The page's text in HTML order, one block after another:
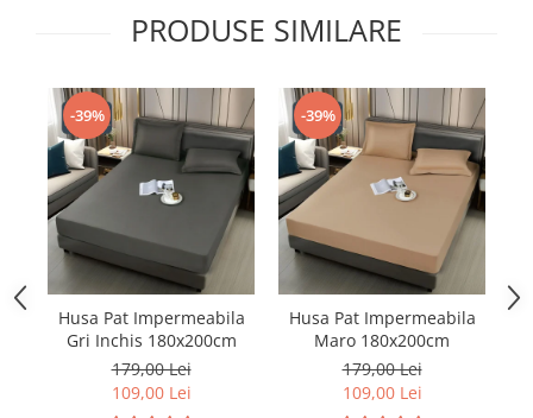
PRODUSE SIMILARE
-39%
Husa Pat Impermeabila
Gri Inchis 180x200cm
179,00 Lei
109,00 Lei
-39%
Husa Pat Impermeabila
Maro 180x200cm
179,00 Lei
109,00 Lei